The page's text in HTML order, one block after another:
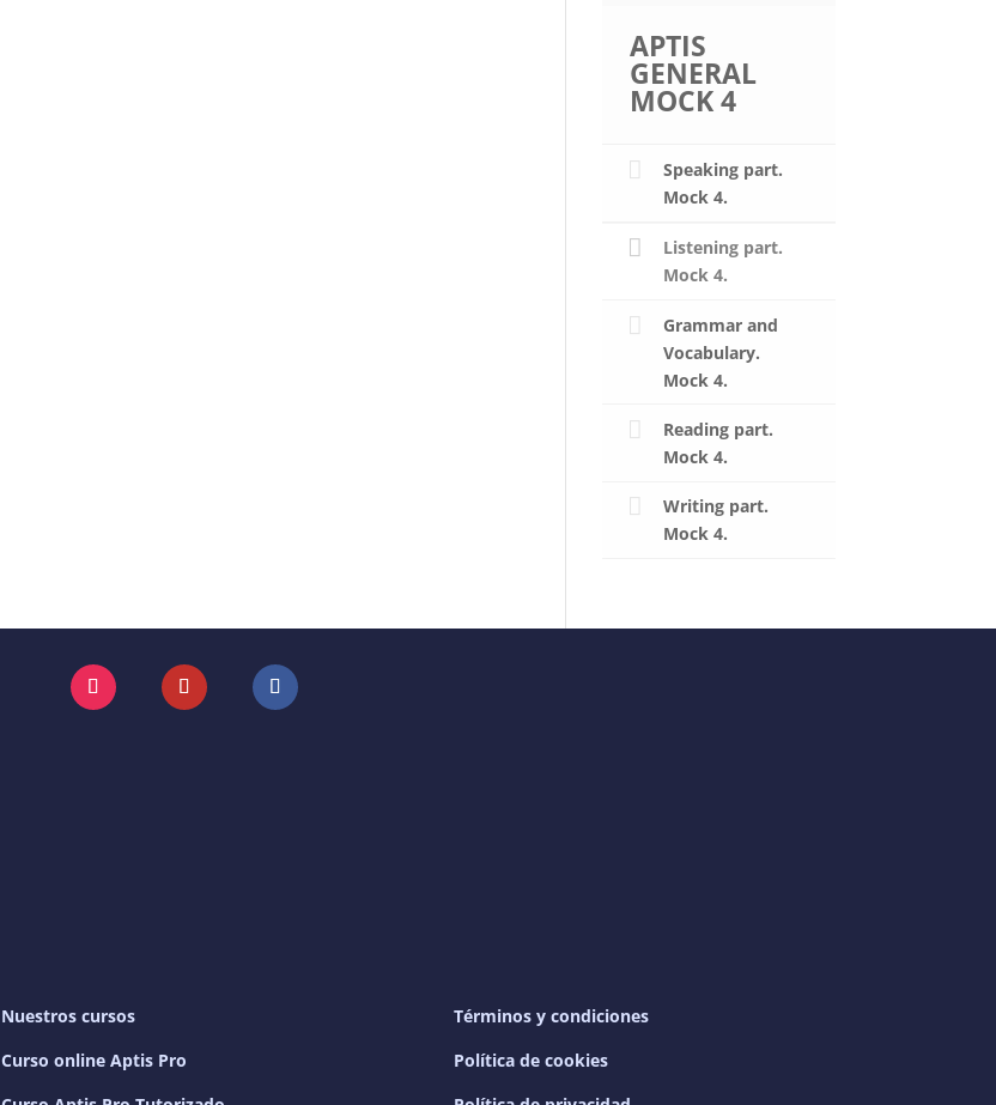
APTIS
GENERAL
MOCK 4
Speaking part.
Mock 4.
Listening part.
Mock 4.
Grammar and
Vocabulary.
Mock 4.
Reading part.
Mock 4.
Writing part.
Mock 4.
Instagram YouTube Facebook
Nuestros cursos
Curso online Aptis Pro
Términos y condiciones
Política de cookies